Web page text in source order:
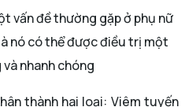
vấn đề thường gặp ở phụ nữ
nó có thể được điều trị một
nhanh chóng
thành hai loại: Viêm tuyến